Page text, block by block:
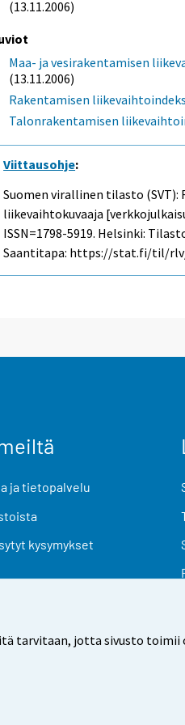
tarvitaan, jotta sivusto toimii
(13.11.2006)
Maa- ja vesirakentamisen
(13.11.2006)
Rakentamisen
Talonrakentamisen
Viittausohje:
Suomen virallinen tilasto (SVT):
liikevaihtokuvaaja
ISSN=1798-5919. Helsinki:
Saantitapa: https://stat.fi/til/
ja tietopalvelu
kysymykset